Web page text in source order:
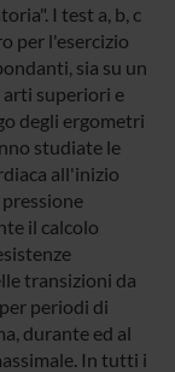
I test a, b, c
per l'esercizio
sia su un
arti superiori e
degli ergometri
studiate le
all'inizio
il calcolo
transizioni da
periodi di
durante ed al
In tutti i